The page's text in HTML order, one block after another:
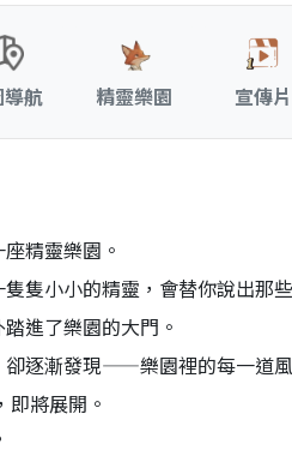
航 精靈樂園 宣傳片
精靈樂園。
隻小小的精靈，會替你說出那
進了樂園的大門。
逐漸發現——樂園裡的每一道
將展開。